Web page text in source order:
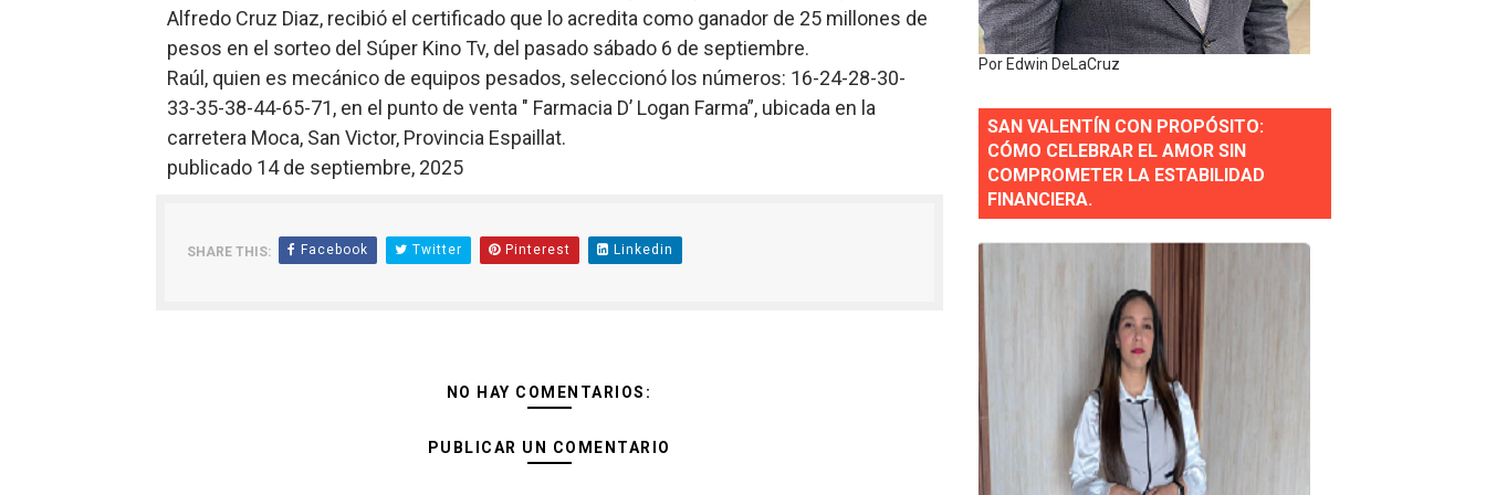
Ministerio de Cultura anuncia ganadores de Premios Anuales de Literatura 2026 y el de Historia 2025
Más de 180 dirigentes sindicales de las Américas se reúnen en República Dominicana para fortalecer el diálogo social y el trabajo decente
Restaurante Amigos es reconocido por sus cuatro décadas de excelencia en el sector gastronómico
Banco Popular escala 17 posiciones en los mil mejores bancos del mundo
Osiris de León responde a Roberto Tineo y a Yeisy por sus críticas destempladas sobre Presa de Guaiguí: "Es ignorancia supina"
Alfredo Cruz Diaz, recibió el certificado que lo acredita como ganador de 25 millones de
pesos en el sorteo del Súper Kino Tv, del pasado sábado 6 de septiembre.
Raúl, quien es mecánico de equipos pesados, seleccionó los números: 16-24-28-30-
33-35-38-44-65-71, en el punto de venta " Farmacia D’ Logan Farma”, ubicada en la
carretera Moca, San Victor, Provincia Espaillat.
publicado 14 de septiembre, 2025
SHARE THIS: Facebook Twitter Pinterest Linkedin
NO HAY COMENTARIOS:
PUBLICAR UN COMENTARIO
Por Edwin DeLaCruz
SAN VALENTÍN CON PROPÓSITO:
CÓMO CELEBRAR EL AMOR SIN
COMPROMETER LA ESTABILIDAD
FINANCIERA.